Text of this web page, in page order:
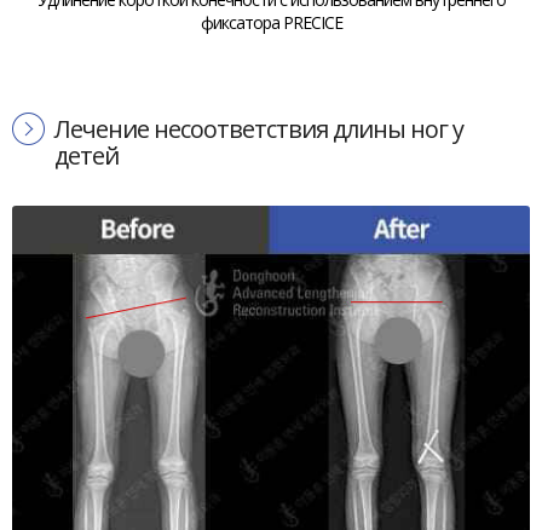
фиксатора PRECICE
Лечение несоответствия длины ног у
детей